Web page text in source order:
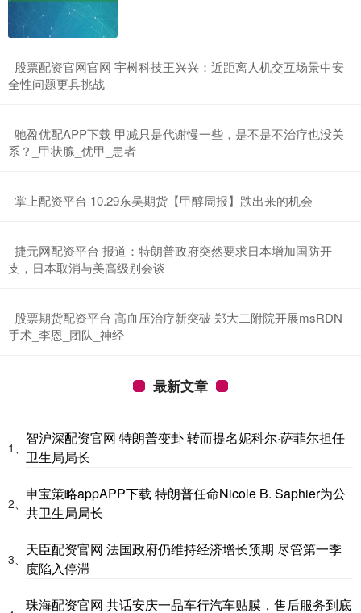
​股票配资官网官网 宇树科技王兴兴：近距离人机交互场景中安
全性问题更具挑战
​驰盈优配APP下载 甲减只是代谢慢一些，是不是不治疗也没关
系？_甲状腺_优甲_患者
​掌上配资平台 10.29东吴期货【甲醇周报】跌出来的机会
​捷元网配资平台 报道：特朗普政府突然要求日本增加国防开
支，日本取消与美高级别会谈
​股票期货配资平台 高血压治疗新突破 郑大二附院开展msRDN
手术_李恩_团队_神经
最新文章
1、
智沪深配资官网 特朗普变卦 转而提名妮科尔·萨菲尔担任
卫生局局长
2、
申宝策略appAPP下载 特朗普任命Nicole B. Saphier为公
共卫生局局长
3、
天臣配资官网 法国政府仍维持经济增长预期 尽管第一季
度陷入停滞
珠海配资官网 共话安庆一品车行汽车贴膜，售后服务到底